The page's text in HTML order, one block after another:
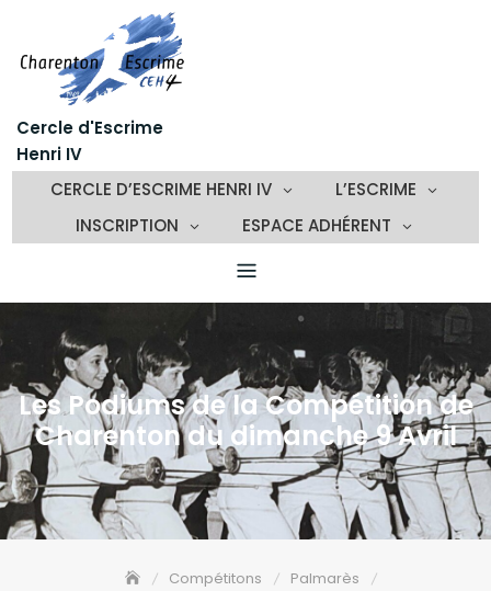
content
Cercle d'Escrime
Henri IV
CERCLE D’ESCRIME HENRI IV
L’ESCRIME
INSCRIPTION
ESPACE ADHÉRENT
Les Podiums de la Compétition de
Charenton du dimanche 9 Avril
Compétitons
Palmarès